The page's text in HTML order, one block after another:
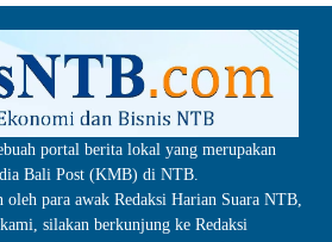
portal berita lokal yang merupakan
Bali Post (KMB) di NTB.
para awak Redaksi Harian Suara NTB,
silakan berkunjung ke Redaksi